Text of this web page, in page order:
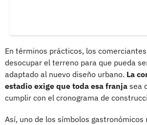
En términos prácticos, los
desocupar el terreno para que pueda
adaptado al nuevo diseño urbano. La
estadio exige que toda esa franja sea
cumplir con el cronograma de
Así, uno de los símbolos gastronómicos